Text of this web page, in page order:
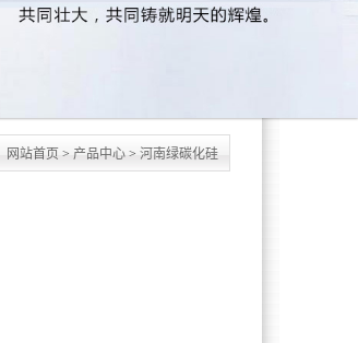
网站首页 > 产品中心 > 河南绿碳化硅